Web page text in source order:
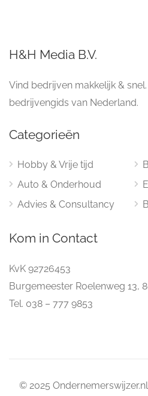
H&H Media B.V.
Vind bedrijven makkelijk &
bedrijvengids van Nederland.
Categorieën
Hobby & Vrije tijd
Auto & Onderhoud
Advies & Consultancy
Kom in Contact
KvK 92726453
Burgemeester Roelenweg 13,
Tel. 038 – 777 9853
© 2025